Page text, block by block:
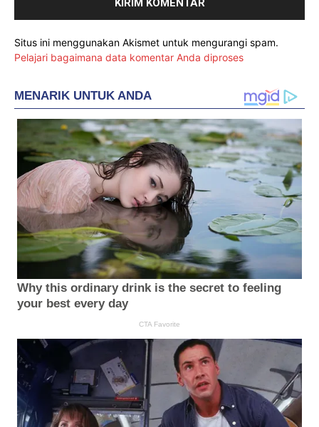
Situs ini menggunakan Akismet untuk mengurangi spam.
Pelajari bagaimana data komentar Anda diproses